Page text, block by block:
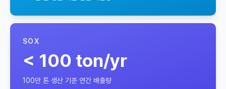
SOX
< 100 ton/yr
100만 톤 생산 기준 연간 배출량